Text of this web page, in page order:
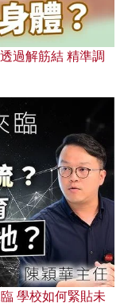
過解筋結 精準調
學校如何緊貼未